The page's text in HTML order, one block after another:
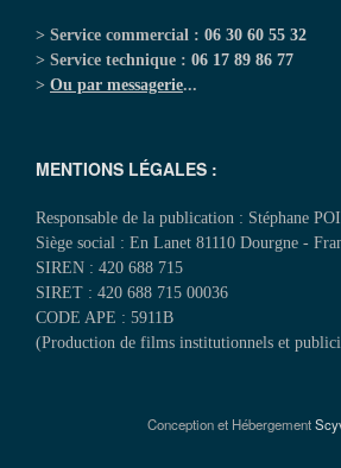
> Service commercial : 06 30 60 55 32
> Service technique : 06 17 89 86 77
> Ou par messagerie...
MENTIONS LÉGALES :
Responsable de la publication : Stéphane
Siège social : En Lanet 81110 Dourgne -
SIREN : 420 688 715
SIRET : 420 688 715 00036
CODE APE : 5911B
(Production de films institutionnels et
Conception et Hébergement